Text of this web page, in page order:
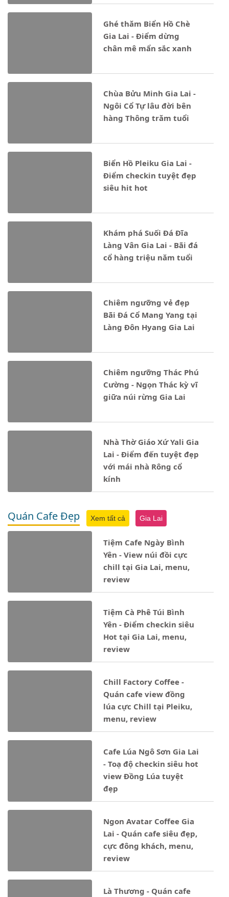
Ghé thăm Biển Hồ Chè
Gia Lai - Điểm dừng
chân mê mẩn sắc xanh
Chùa Bửu Minh Gia Lai -
Ngôi Cổ Tự lâu đời bên
hàng Thông trăm tuổi
Biển Hồ Pleiku Gia Lai -
Điểm checkin tuyệt đẹp
siêu hit hot
Khám phá Suối Đá Đĩa
Làng Vân Gia Lai - Bãi đá
cổ hàng triệu năm tuổi
Chiêm ngưỡng vẻ đẹp
Bãi Đá Cổ Mang Yang tại
Làng Đôn Hyang Gia Lai
Chiêm ngưỡng Thác Phú
Cường - Ngọn Thác kỳ vĩ
giữa núi rừng Gia Lai
Nhà Thờ Giáo Xứ Yali Gia
Lai - Điểm đến tuyệt đẹp
với mái nhà Rông cổ
kính
Quán Cafe Đẹp Xem tất cả Gia Lai
Tiệm Cafe Ngày Bình
Yên - View núi đồi cực
chill tại Gia Lai, menu,
review
Tiệm Cà Phê Túi Bình
Yên - Điểm checkin siêu
Hot tại Gia Lai, menu,
review
Chill Factory Coffee -
Quán cafe view đồng
lúa cực Chill tại Pleiku,
menu, review
Cafe Lúa Ngô Sơn Gia Lai
- Toạ độ checkin siêu hot
view Đồng Lúa tuyệt
đẹp
Ngon Avatar Coffee Gia
Lai - Quán cafe siêu đẹp,
cực đông khách, menu,
review
Là Thương - Quán cafe